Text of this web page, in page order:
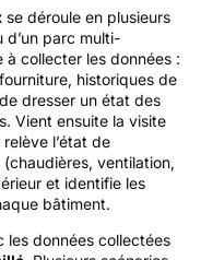
se déroule en plusieurs
d’un parc multi-
collecter les données :
historiques de
dresser un état des
Vient ensuite la visite
l’état de
ventilation,
et identifie les
bâtiment.
les données collectées